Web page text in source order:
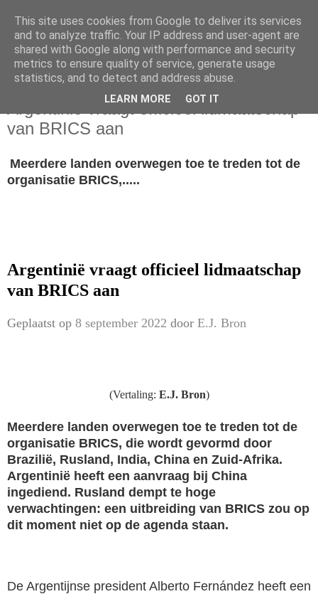
donderdag 8 september 2022
Argentinië vraagt officieel lidmaatschap
van BRICS aan
Meerdere landen overwegen toe te treden tot de
organisatie BRICS,.....
Argentinië vraagt officieel lidmaatschap
van BRICS aan
Geplaatst op 8 september 2022 door E.J. Bron
(Vertaling: E.J. Bron)
Meerdere landen overwegen toe te treden tot de
organisatie BRICS, die wordt gevormd door
Brazilië, Rusland, India, China en Zuid-Afrika.
Argentinië heeft een aanvraag bij China
ingediend. Rusland dempt te hoge
verwachtingen: een uitbreiding van BRICS zou op
dit moment niet op de agenda staan.
De Argentijnse president Alberto Fernández heeft een
This site uses cookies from Google to deliver its services
and to analyze traffic. Your IP address and user-agent are
shared with Google along with performance and security
metrics to ensure quality of service, generate usage
statistics, and to detect and address abuse.
LEARN MORE GOT IT